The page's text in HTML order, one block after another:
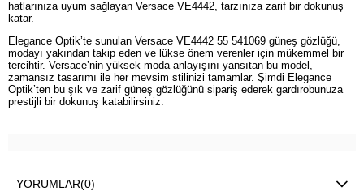
hatlarınıza uyum sağlayan Versace VE4442, tarzınıza zarif bir dokunuş
katar.
Elegance Optik’te sunulan Versace VE4442 55 541069 güneş gözlüğü,
modayı yakından takip eden ve lükse önem verenler için mükemmel bir
tercihtir. Versace’nin yüksek moda anlayışını yansıtan bu model,
zamansız tasarımı ile her mevsim stilinizi tamamlar. Şimdi Elegance
Optik’ten bu şık ve zarif güneş gözlüğünü sipariş ederek gardırobunuza
prestijli bir dokunuş katabilirsiniz.
YORUMLAR(0)